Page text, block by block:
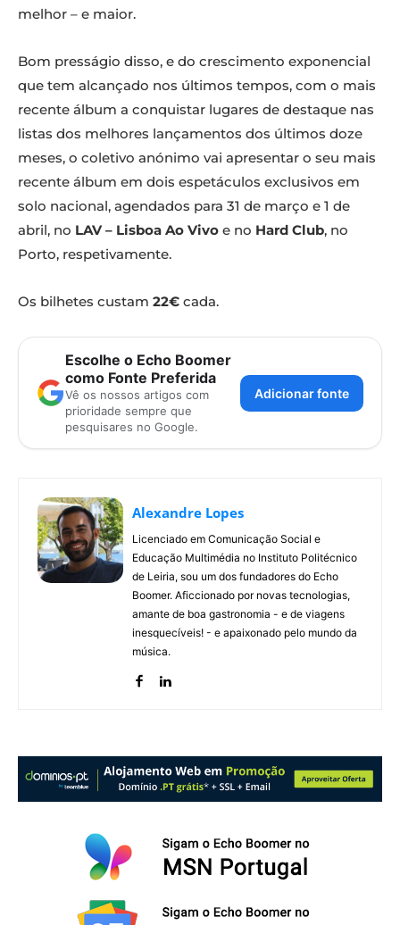
melhor – e maior.
Bom presságio disso, e do crescimento exponencial
que tem alcançado nos últimos tempos, com o mais
recente álbum a conquistar lugares de destaque nas
listas dos melhores lançamentos dos últimos doze
meses, o coletivo anónimo vai apresentar o seu mais
recente álbum em dois espetáculos exclusivos em
solo nacional, agendados para 31 de março e 1 de
abril, no LAV – Lisboa Ao Vivo e no Hard Club, no
Porto, respetivamente.
Os bilhetes custam 22€ cada.
Escolhe o Echo Boomer
como Fonte Preferida
Vê os nossos artigos com
prioridade sempre que
pesquisares no Google.
Adicionar fonte
Alexandre Lopes
Licenciado em Comunicação Social e
Educação Multimédia no Instituto Politécnico
de Leiria, sou um dos fundadores do Echo
Boomer. Aficcionado por novas tecnologias,
amante de boa gastronomia - e de viagens
inesquecíveis! - e apaixonado pelo mundo da
música.